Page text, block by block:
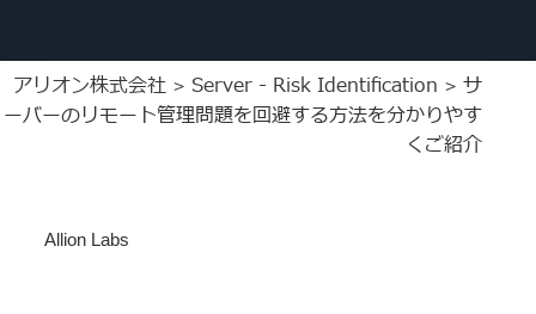
アリオン株式会社 > Server - Risk Identification >サ
ーバーのリモート管理問題を回避する方法を分かりやす
くご紹介
Allion Labs